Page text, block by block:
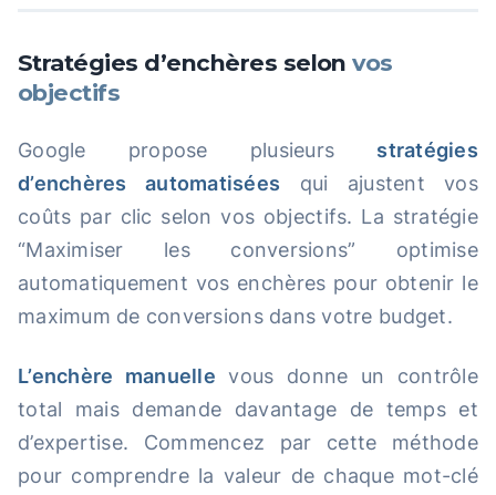
Stratégies d’enchères selon vos
objectifs
Google propose plusieurs stratégies
d’enchères automatisées qui ajustent vos
coûts par clic selon vos objectifs. La stratégie
“Maximiser les conversions” optimise
automatiquement vos enchères pour obtenir le
maximum de conversions dans votre budget.
L’enchère manuelle vous donne un contrôle
total mais demande davantage de temps et
d’expertise. Commencez par cette méthode
pour comprendre la valeur de chaque mot-clé